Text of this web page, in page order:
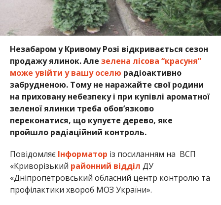
Незабаром у Кривому Розі відкривається сезон
продажу ялинок. Але зелена лісова “красуня”
може увійти у вашу оселю радіоактивно
забрудненою. Тому не наражайте свої родини
на приховану небезпеку і при купівлі ароматної
зеленої ялинки треба обов’язково
переконатися, що купуєте дерево, яке
пройшло радіаційний контроль.
Повідомляє Інформатор із посиланням на ВСП
«Криворізький районний відділ ДУ
«Дніпропетровський обласний центр контролю та
профілактики хвороб МОЗ України».